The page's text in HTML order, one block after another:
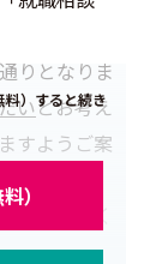
りとなりま
いとお考え
すようご案
お申込みく
料）すると続き
）